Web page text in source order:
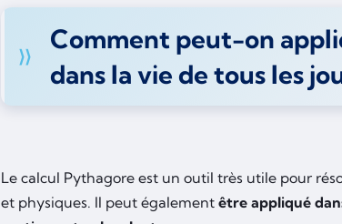
Comment peut-on
dans la vie de tous les
Le calcul Pythagore est un outil très utile pour
et physiques. Il peut également être appliqué